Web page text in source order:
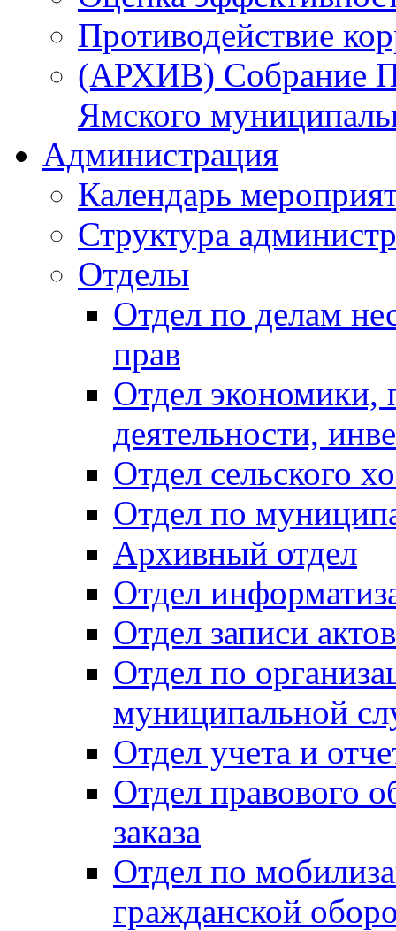
Противодействие
(АРХИВ) Собрание
Ямского
Администрация
Календарь
Структура
Отделы
Отдел по делам
прав
Отдел экономики,
деятельности,
Отдел сельского
Отдел по
Архивный отдел
Отдел
Отдел записи
Отдел по
муниципальной
Отдел учета и
Отдел правового
заказа
Отдел по
гражданской